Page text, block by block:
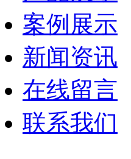
案例展示
新闻资讯
在线留言
联系我们